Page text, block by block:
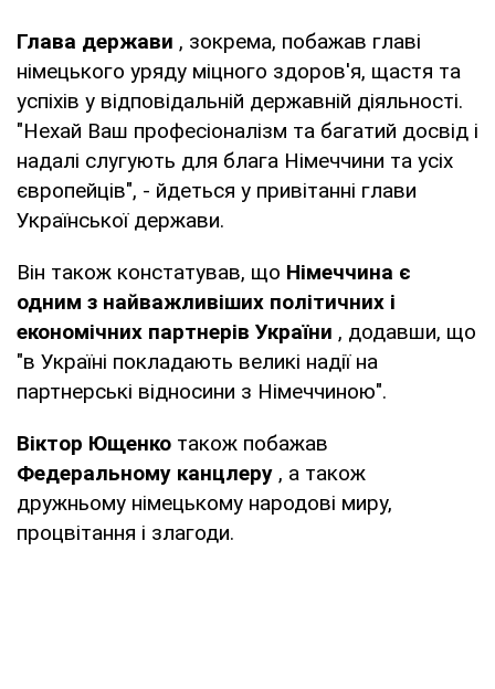
Глава держави , зокрема, побажав главі
німецького уряду міцного здоров'я, щастя та
успіхів у відповідальній державній діяльності.
"Нехай Ваш професіоналізм та багатий досвід і
надалі слугують для блага Німеччини та усіх
європейців", - йдеться у привітанні глави
Української держави.
Він також констатував, що Німеччина є
одним з найважливіших політичних і
економічних партнерів України , додавши, що
"в Україні покладають великі надії на
партнерські відносини з Німеччиною".
Віктор Ющенко також побажав
Федеральному канцлеру , а також
дружньому німецькому народові миру,
процвітання і злагоди.